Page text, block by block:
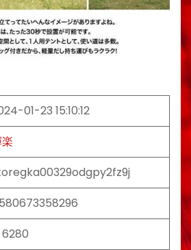
01-23 15:10:12
6280